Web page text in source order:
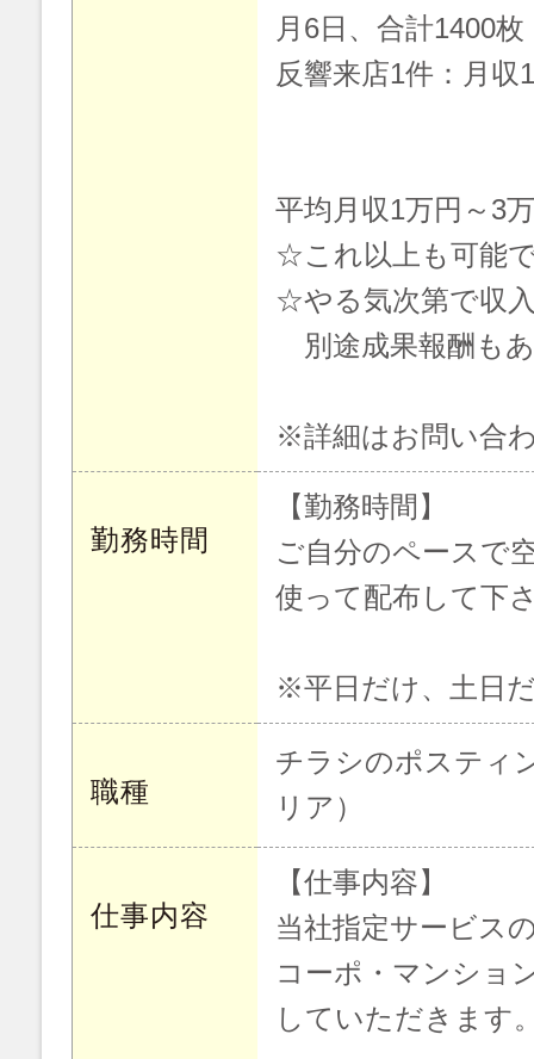
月6日、合計1400
反響来店1件：月収
平均月収1万円～3
☆これ以上も可能
☆やる気次第で収
別途成果報酬も
※詳細はお問い合
勤務時間
【勤務時間】
ご自分のペースで
使って配布して下
※平日だけ、土日
職種
チラシのポスティ
リア）
仕事内容
【仕事内容】
当社指定サービス
コーポ・マンショ
していただきます